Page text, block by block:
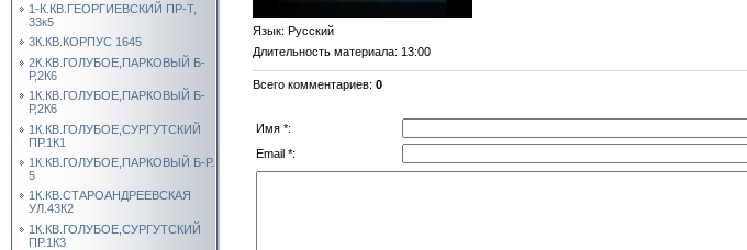
1-К.КВ.ГЕОРГИЕВСКИЙ ПР-Т,
33к5
3К.КВ.КОРПУС 1645
2К.КВ.ГОЛУБОЕ,ПАРКОВЫЙ Б-
Р,2К6
1К.КВ.ГОЛУБОЕ,ПАРКОВЫЙ Б-
Р,2К6
1К.КВ.ГОЛУБОЕ,СУРГУТСКИЙ
ПР.1К1
1К.КВ.ГОЛУБОЕ,ПАРКОВЫЙ Б-Р.
5
1К.КВ.СТАРОАНДРЕЕВСКАЯ
УЛ.43К2
1К.КВ.ГОЛУБОЕ,СУРГУТСКИЙ
ПР.1К3
Язык: Русский
Длительность материала: 13:00
Всего комментариев: 0
Имя *:
Email *: